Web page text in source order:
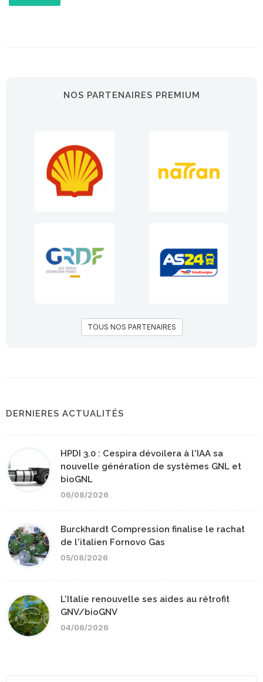
NOS PARTENAIRES PREMIUM
TOUS NOS PARTENAIRES
DERNIERES ACTUALITÉS
HPDI 3.0 : Cespira dévoilera à l'IAA sa
nouvelle génération de systèmes GNL et
bioGNL
06/08/2026
Burckhardt Compression finalise le rachat
de l'italien Fornovo Gas
05/08/2026
L'Italie renouvelle ses aides au rétrofit
GNV/bioGNV
04/08/2026